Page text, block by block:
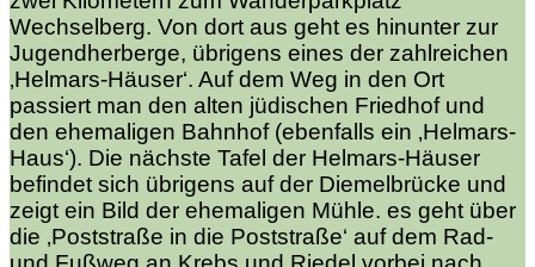
Wechselberg. Von dort aus geht es hinunter zur
Jugendherberge, übrigens eines der zahlreichen
‚Helmars-Häuser‘. Auf dem Weg in den Ort
passiert man den alten jüdischen Friedhof und
den ehemaligen Bahnhof (ebenfalls ein ‚Helmars-
Haus‘). Die nächste Tafel der Helmars-Häuser
befindet sich übrigens auf der Diemelbrücke und
zeigt ein Bild der ehemaligen Mühle. es geht über
die ‚Poststraße in die Poststraße‘ auf dem Rad-